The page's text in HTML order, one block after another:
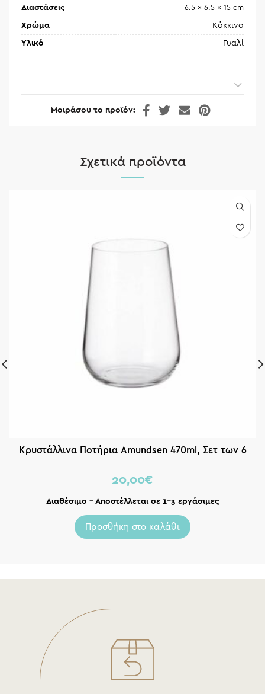
Διαστάσεις 6.5 × 6.5 × 15 cm
Χρώμα Κόκκινο
Υλικό Γυαλί
Μοιράσου το προϊόν
Σχετικά προϊόντα
Κρυστάλλινα Ποτήρια Amundsen 470ml, Σετ των 6
20,00€
Διαθέσιμο – Αποστέλλεται σε 1-3 εργάσιμες
Προσθήκη στο καλάθι